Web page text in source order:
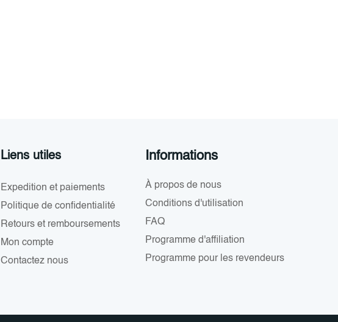
Liens utiles
Expedition et paiements
Politique de confidentialité
Retours et remboursements
Mon compte
Contactez nous
Informations
À propos de nous
Conditions d'utilisation
FAQ
Programme d'affiliation
Programme pour les revendeurs